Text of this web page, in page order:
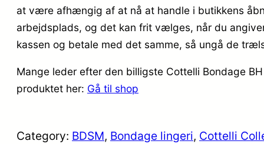
at være afhængig af at nå at handle i butikkens
arbejdsplads, og det kan frit vælges, når du
kassen og betale med det samme, så ungå de
Mange leder efter den billigste Cottelli Bondage
produktet her: Gå til shop
Category: BDSM, Bondage lingeri, Cottelli